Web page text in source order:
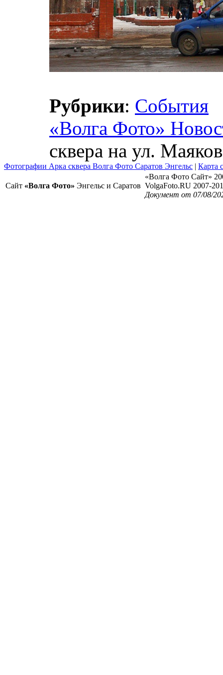
Рубрики: События
«Волга Фото»
сквера на ул.
Фотографии Арка сквера Волга Фото Саратов Энгельс | Карта
Сайт «Волга Фото» Энгельс и Саратов
«Волга Фото Сайт»
VolgaFoto.RU 2007-
Документ от 07/08/